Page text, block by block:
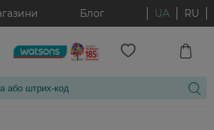
Блог UA RU